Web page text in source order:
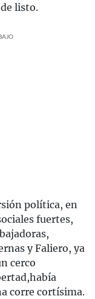
listo.
política, en
fuertes,
y Faliero, ya
cerco
corre cortísima.